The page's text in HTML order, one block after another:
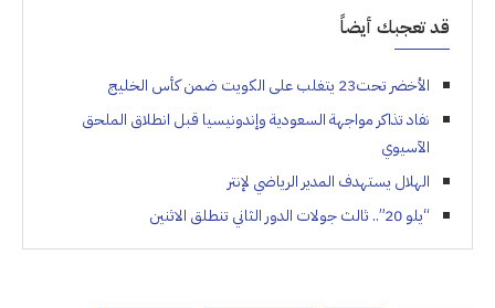
قد تعجبك أيضاً
الأخضر تحت23 يتغلب على الكويت ضمن كأس الخليج
نفاد تذاكر مواجهة السعودية وإندونيسيا قبل انطلاق الملحق
الآسيوي
الهلال يستهدف المدير الرياضي لإنتر
“يلو 20”.. ثالث جولات الدور الثاني تنطلق الاثنين